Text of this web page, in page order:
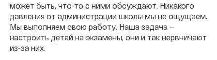
может быть, что-то с ними обсуждают. Никакого
давления от администрации школы мы не ощущаем.
Мы выполняем свою работу. Наша задача —
настроить детей на экзамены, они и так нервничают
из-за них.